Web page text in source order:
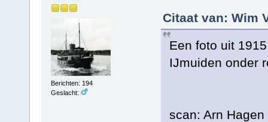
Berichten: 194
Geslacht:
Citaat van: Wim
Een foto uit
IJmuiden onder
scan: Arn